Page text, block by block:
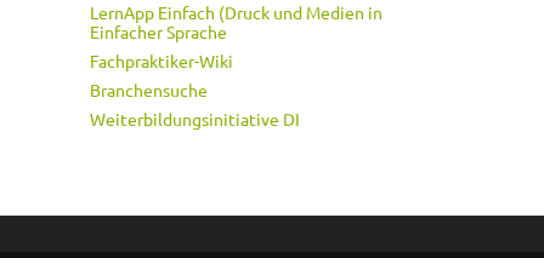
LernApp Einfach (Druck und Medien in
Einfacher Sprache
Fachpraktiker-Wiki
Branchensuche
Weiterbildungsinitiative DI